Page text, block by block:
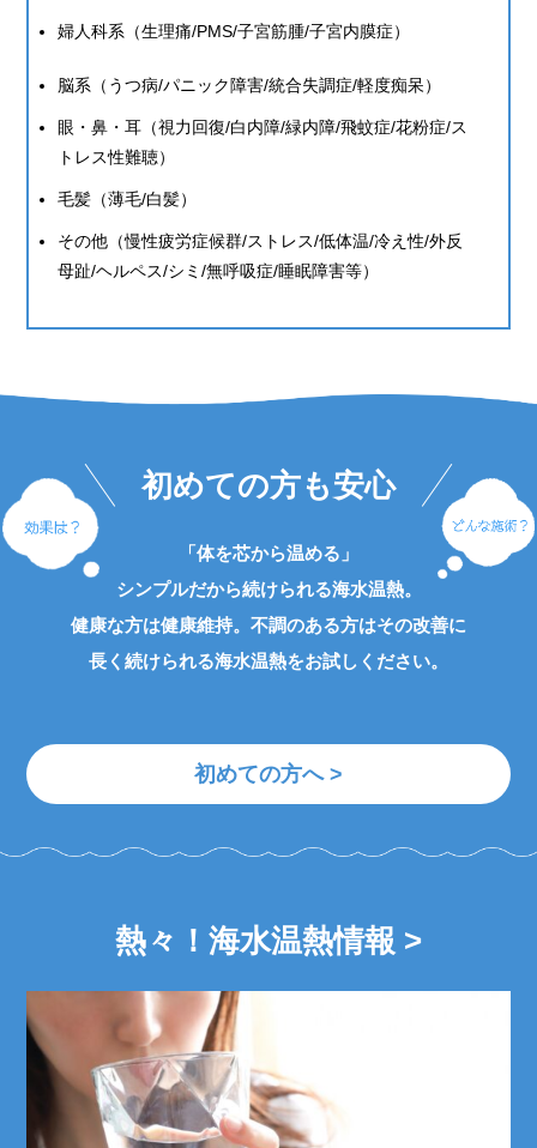
婦人科系（生理痛/PMS/子宮筋腫/子宮内膜症）
脳系（うつ病/パニック障害/統合失調症/軽度痴呆）
眼・鼻・耳（視力回復/白内障/緑内障/飛蚊症/花粉症/ス
トレス性難聴）
毛髪（薄毛/白髪）
その他（慢性疲労症候群/ストレス/低体温/冷え性/外反
母趾/ヘルペス/シミ/無呼吸症/睡眠障害等）
初めての方も安心
「体を芯から温める」
シンプルだから続けられる海水温熱。
健康な方は健康維持。不調のある方はその改善に
長く続けられる海水温熱をお試しください。
初めての方へ >
熱々！海水温熱情報 >